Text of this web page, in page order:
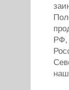
РФ,